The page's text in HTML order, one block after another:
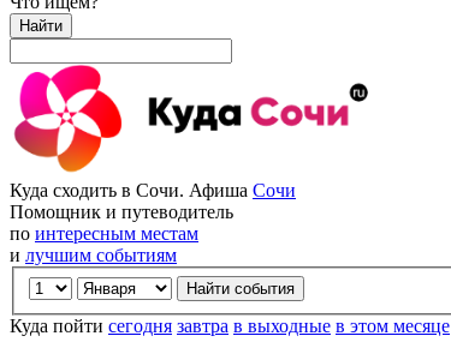
Найти
Куда сходить в Сочи. Афиша Сочи
Помощник и путеводитель
по интересным местам
и лучшим событиям
Куда пойти сегодня завтра в выходные в этом месяце